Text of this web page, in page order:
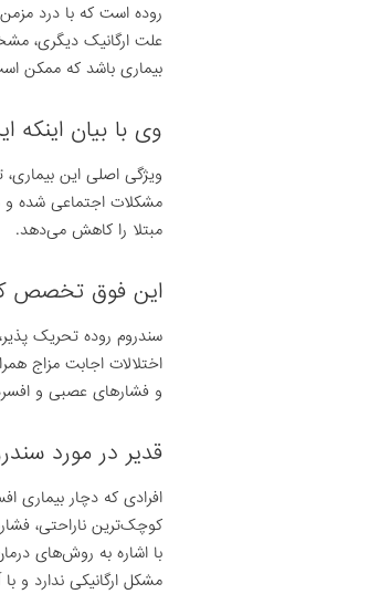
روده است که با درد
علت ارگانیک دیگری،
بیماری باشد که ممکن
وی با بیان
ویژگی اصلی این
مشکلات اجتماعی شده و
مبتلا را کاهش می‌دهد.
این فوق تخصص
سندروم روده تحریک
اختلالات اجابت مزاج
و فشارهای عصبی و
قدیر در مورد
افرادی که دچار بیماری
کوچک‌ترین ناراحتی،
با اشاره به روش‌های
مشکل ارگانیکی ندارد